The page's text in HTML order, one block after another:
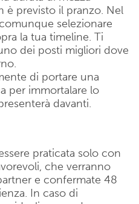
è previsto il pranzo. Nel
selezionare
la tua timeline. Ti
dei posti migliori dove
di portare una
per immortalare lo
davanti.
praticata solo con
che verranno
e confermate 48
In caso di